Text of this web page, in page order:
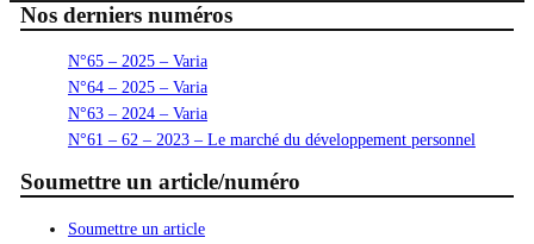
Nos derniers numéros
N°65 – 2025 – Varia
N°64 – 2025 – Varia
N°63 – 2024 – Varia
N°61 – 62 – 2023 – Le marché du développement personnel
Soumettre un article/numéro
Soumettre un article